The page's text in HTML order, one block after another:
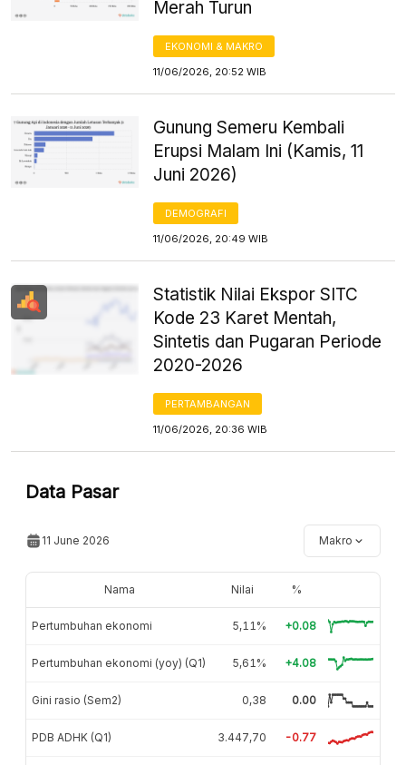
Merah Turun
EKONOMI & MAKRO
11/06/2026, 20:52 WIB
Gunung Semeru Kembali
Erupsi Malam Ini (Kamis, 11
Juni 2026)
DEMOGRAFI
11/06/2026, 20:49 WIB
Statistik Nilai Ekspor SITC
Kode 23 Karet Mentah,
Sintetis dan Pugaran Periode
2020-2026
PERTAMBANGAN
11/06/2026, 20:36 WIB
Data Pasar
11 June 2026 Makro
Nama Nilai %
Pertumbuhan ekonomi 5,11% +0.08
Pertumbuhan ekonomi (yoy) (Q1) 5,61% +4.08
Gini rasio (Sem2) 0,38 0.00
PDB ADHK (Q1) 3.447,70 -0.77